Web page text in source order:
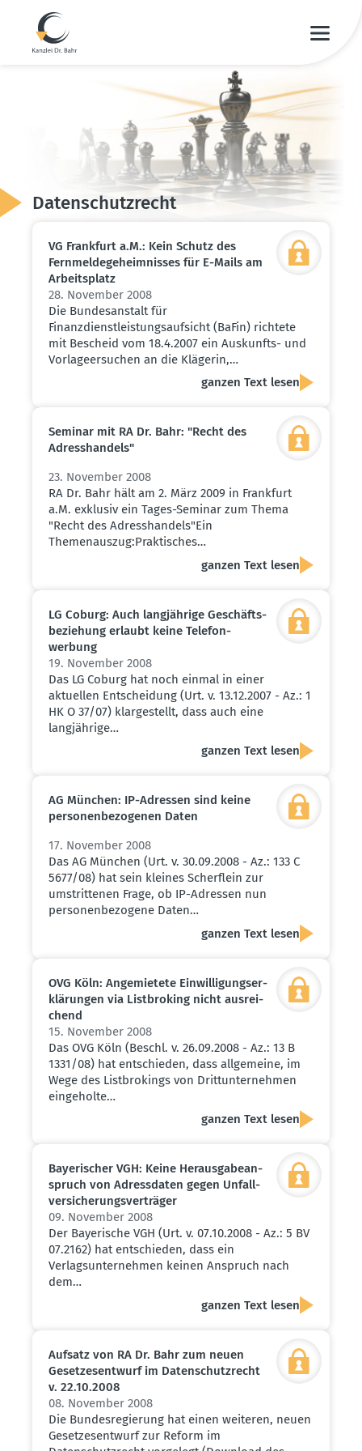
Daten­schutz­recht
VG Frankfurt a.M.: Kein Schutz des
Fernmel­de­ge­heim­nisses für E-Mails am
Arbeits­platz
28. November 2008
Die Bundesanstalt für
Finanzdienstleistungsaufsicht (BaFin) richtete
mit Bescheid vom 18.4.2007 ein Auskunfts- und
Vorlageersuchen an die Klägerin,…
ganzen Text lesen
Seminar mit RA Dr. Bahr: "Recht des
Adress­handels"
23. November 2008
RA Dr. Bahr hält am 2. März 2009 in Frankfurt
a.M. exklusiv ein Tages-Seminar zum Thema
"Recht des Adresshandels"Ein
Themenauszug:Praktisches…
ganzen Text lesen
LG Coburg: Auch langjährige Geschäfts­
be­ziehung erlaubt keine Telefon­
werbung
19. November 2008
Das LG Coburg hat noch einmal in einer
aktuellen Entscheidung (Urt. v. 13.12.2007 - Az.: 1
HK O 37/07) klargestellt, dass auch eine
langjährige…
ganzen Text lesen
AG München: IP-Adressen sind keine
perso­nen­be­zo­genen Daten
17. November 2008
Das AG München (Urt. v. 30.09.2008 - Az.: 133 C
5677/08) hat sein kleines Scherflein zur
umstrittenen Frage, ob IP-Adressen nun
personenbezogene Daten…
ganzen Text lesen
OVG Köln: Angemietete Einwil­li­gungs­er­
klä­rungen via Listbroking nicht ausrei­
chend
15. November 2008
Das OVG Köln (Beschl. v. 26.09.2008 - Az.: 13 B
1331/08) hat entschieden, dass allgemeine, im
Wege des Listbrokings von Drittunternehmen
eingeholte…
ganzen Text lesen
Bayeri­scher VGH: Keine Heraus­ga­be­an­
spruch von Adress­daten gegen Unfall­
ver­si­che­rungs­ver­träger
09. November 2008
Der Bayerische VGH (Urt. v. 07.10.2008 - Az.: 5 BV
07.2162) hat entschieden, dass ein
Verlagsunternehmen keinen Anspruch nach
dem…
ganzen Text lesen
Aufsatz von RA Dr. Bahr zum neuen
Geset­zes­entwurf im Daten­schutz­recht
v. 22.10.2008
08. November 2008
Die Bundesregierung hat einen weiteren, neuen
Gesetzesentwurf zur Reform im